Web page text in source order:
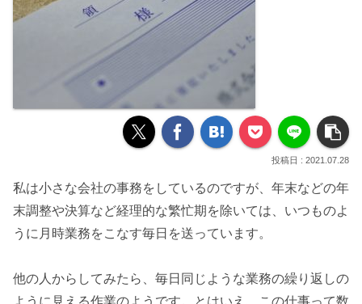
2021.07.28
私は小さな会社の事務をしているのですが、年末などの年
末調整や決算など経理的な繁忙期を除いては、いつものよ
うに 月時業務をこなす毎日を送っています。
他の人からしてみたら、毎日同じような業務の繰り返しの